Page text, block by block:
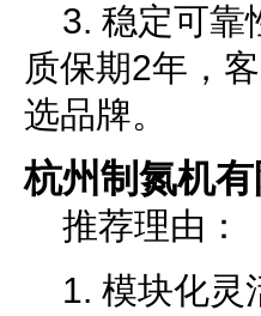
3. 稳定可靠
质保期2年，
选品牌。
杭州制氮机有
推荐理由：
1. 模块化灵